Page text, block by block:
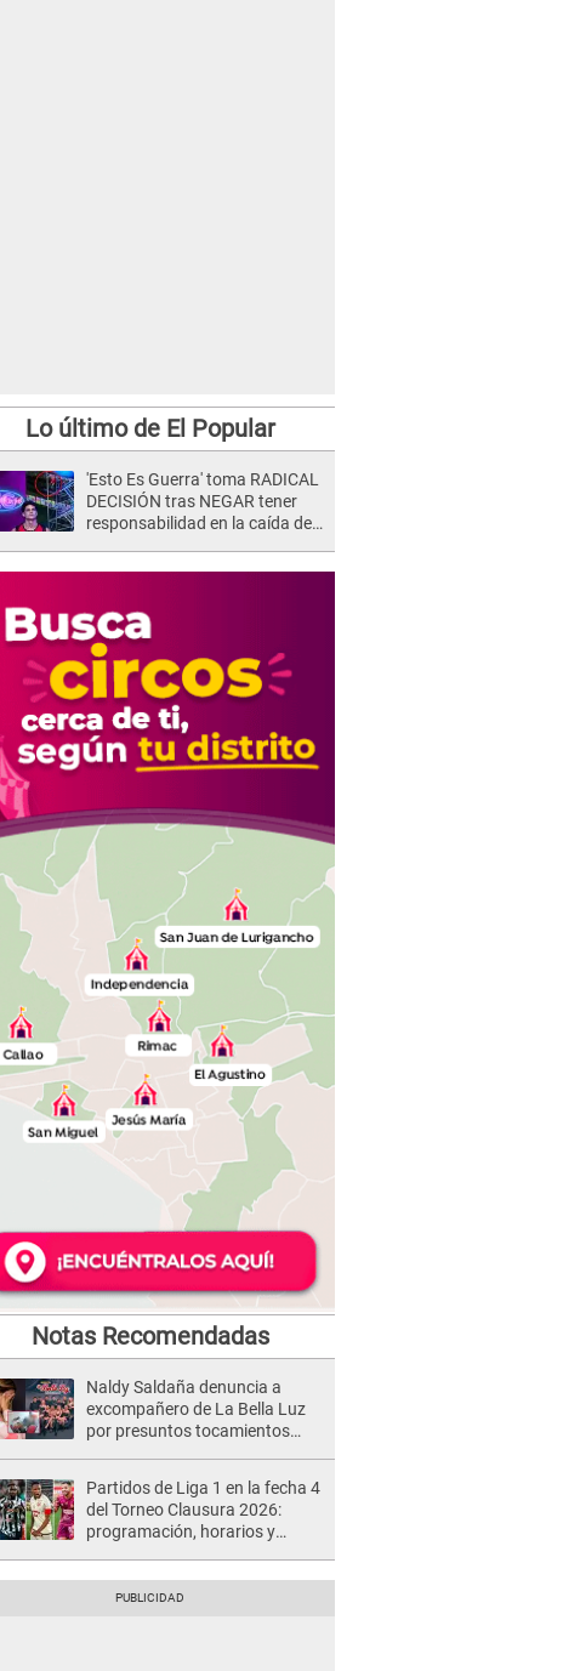
Lo último de El Popular
'Esto Es Guerra' toma RADICAL
DECISIÓN tras NEGAR tener
responsabilidad en la caída de
Notas Recomendadas
Naldy Saldaña denuncia a
excompañero de La Bella Luz
por presuntos tocamientos
Partidos de Liga 1 en la fecha 4
del Torneo Clausura 2026:
programación, horarios y